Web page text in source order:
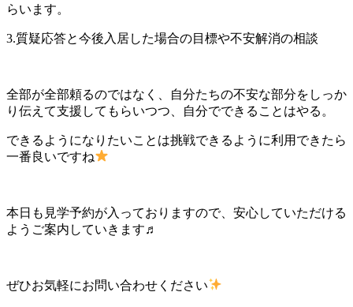
らいます。
3.質疑応答と今後入居した場合の目標や不安解消の相談
全部が全部頼るのではなく、自分たちの不安な部分をしっか
り伝えて支援してもらいつつ、自分でできることはやる。
できるようになりたいことは挑戦できるように利用できたら
一番良いですね
本日も見学予約が入っておりますので、安心していただける
ようご案内していきます♬
ぜひお気軽にお問い合わせください